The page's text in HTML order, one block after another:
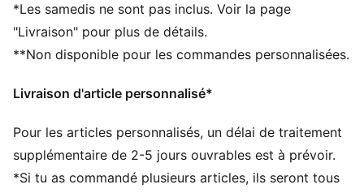
dryCELL : technologie ultra-technique qui évacue
l’humidité de votre peau et vous aide à rester au sec
et à l’aise durant l’exercice
recyclés
Coupe : Régulière
Matériau principal : Matière douce assurant la
respirabilité et la légèreté
*Les samedis ne sont pas inclus. Voir la page
"Livraison" pour plus de détails.
**Non disponible pour les commandes personnalisées.
Livraison d'article personnalisé*
Pour les articles personnalisés, un délai de traitement
supplémentaire de 2-5 jours ouvrables est à prévoir.
*Si tu as commandé plusieurs articles, ils seront tous